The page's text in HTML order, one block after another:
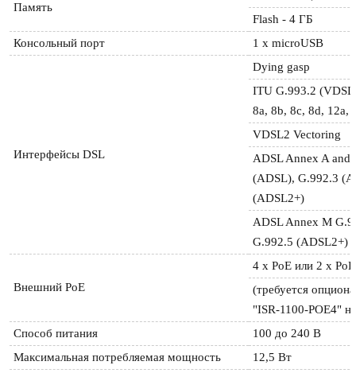
Память
Flash - 4 ГБ
Консольный порт
1 x microUSB
Интерфейсы DSL
Dying gasp
ITU G.993.2
8a, 8b, 8c, 8d, 12a,
VDSL2 Vectoring
ADSL Annex A
(ADSL), G.992.3
(ADSL2+)
ADSL Annex M
G.992.5 (ADSL2+)
Внешний РоЕ
4 х РоЕ или 2 х
(требуется
"ISR-1100-POE4"
Способ питания
100 до 240 В
Максимальная потребляемая мощность
12,5 Вт